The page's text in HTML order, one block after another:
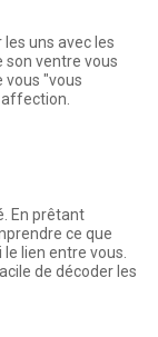
uns avec les
son ventre vous
"vous
En prêtant
ce que
lien entre vous.
de décoder les